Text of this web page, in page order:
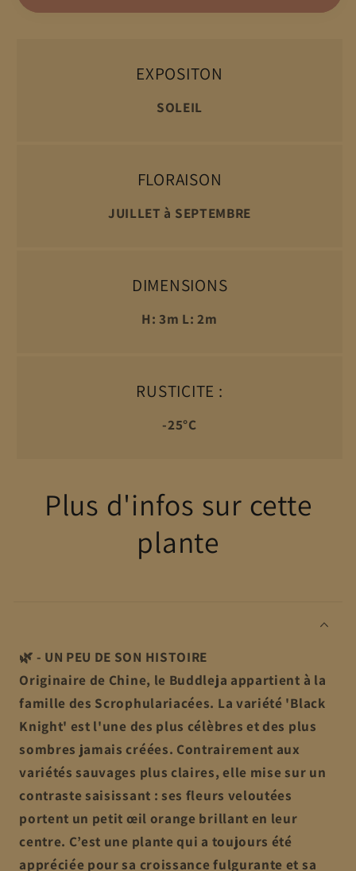
davidii
&#39;Black
Knight&#39;)
EXPOSITON
SOLEIL
FLORAISON
JUILLET à SEPTEMBRE
DIMENSIONS
H: 3m L: 2m
RUSTICITE :
-25°C
Plus d'infos sur cette
plante
🌿 - UN PEU DE SON HISTOIRE
Originaire de Chine, le Buddleja appartient à la
famille des Scrophulariacées. La variété 'Black
Knight' est l'une des plus célèbres et des plus
sombres jamais créées. Contrairement aux
variétés sauvages plus claires, elle mise sur un
contraste saisissant : ses fleurs veloutées
portent un petit œil orange brillant en leur
centre. C’est une plante qui a toujours été
appréciée pour sa croissance fulgurante et sa